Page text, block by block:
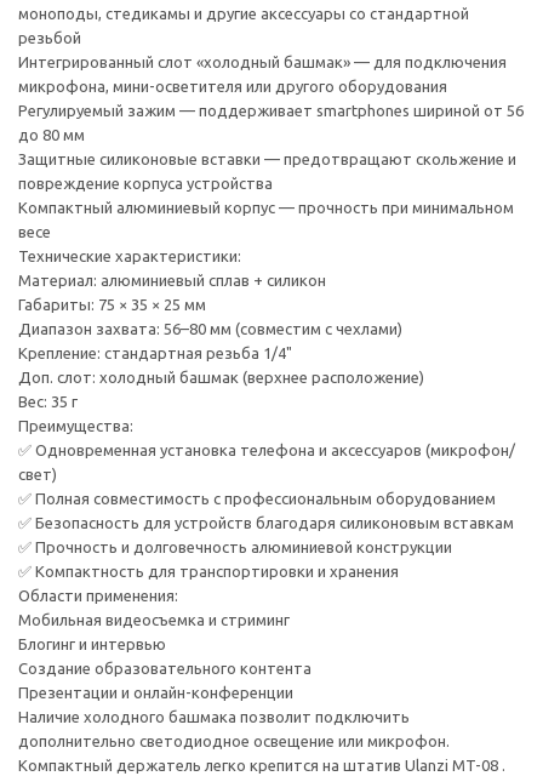
моноподы, стедикамы и другие аксессуары со стандартной
резьбой
Интегрированный слот «холодный башмак» — для подключения
микрофона, мини-осветителя или другого оборудования
Регулируемый зажим — поддерживает smartphones шириной от 56
до 80 мм
Защитные силиконовые вставки — предотвращают скольжение и
повреждение корпуса устройства
Компактный алюминиевый корпус — прочность при минимальном
весе
Технические характеристики:
Материал: алюминиевый сплав + силикон
Габариты: 75 × 35 × 25 мм
Диапазон захвата: 56–80 мм (совместим с чехлами)
Крепление: стандартная резьба 1/4"
Доп. слот: холодный башмак (верхнее расположение)
Вес: 35 г
Преимущества:
✅ Одновременная установка телефона и аксессуаров (микрофон/
свет)
✅ Полная совместимость с профессиональным оборудованием
✅ Безопасность для устройств благодаря силиконовым вставкам
✅ Прочность и долговечность алюминиевой конструкции
✅ Компактность для транспортировки и хранения
Области применения:
Мобильная видеосъемка и стриминг
Блогинг и интервью
Создание образовательного контента
Презентации и онлайн-конференции
Наличие холодного башмака позволит подключить
дополнительно светодиодное освещение или микрофон.
Компактный держатель легко крепится на штатив Ulanzi MT-08 .